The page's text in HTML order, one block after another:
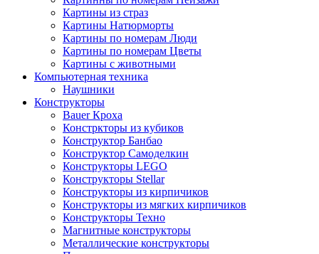
Картины из страз
Картины Натюрморты
Картины по номерам Люди
Картины по номерам Цветы
Картины с животными
Компьютерная техника
Наушники
Конструкторы
Bauer Кроха
Констркторы из кубиков
Конструктор Банбао
Конструктор Самоделкин
Конструкторы LEGO
Конструкторы Stellar
Конструкторы из кирпичиков
Конструкторы из мягких кирпичиков
Конструкторы Техно
Магнитные конструкторы
Металлические конструкторы